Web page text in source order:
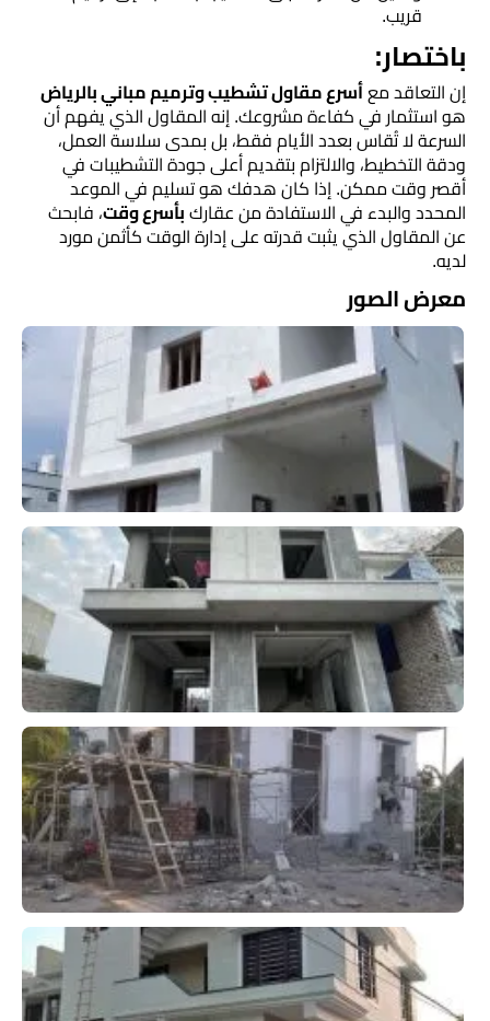
قريب.
باختصار:
​إن التعاقد معأسرع مقاول تشطيب وترميم مباني بالرياض
هو استثمار في كفاءة مشروعك. إنه المقاول الذي يفهم أن
السرعة لا تُقاس بعدد الأيام فقط، بل بمدى سلاسة العمل،
ودقة التخطيط، والالتزام بتقديم أعلى جودة التشطيبات في
أقصر وقت ممكن. إذا كان هدفك هو تسليم في الموعد
المحدد والبدء في الاستفادة من عقاركبأسرع وقت، فابحث
عن المقاول الذي يثبت قدرته على إدارة الوقت كأثمن مورد
لديه.
معرض الصور